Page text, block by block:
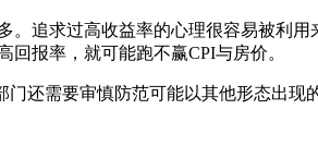
追求过高收益率的心理很容易被利用
报率，就可能跑不赢CPI与房价。
需要审慎防范可能以其他形态出现